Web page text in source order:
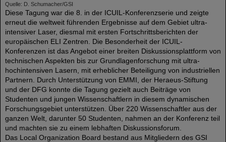
Quelle: D. Schumacher/GSI
Diese Tagung war die 8. in der ICUIL-Konferenzserie und zeigte
erneut die weltweit führenden Ergebnisse auf dem Gebiet ultra-
intensiver Laser, diesmal mit ersten Fortschrittsberichten der
europäischen ELI Zentren. Die Besonderheit der ICUIL-
Konferenzen ist das Angebot einer breiten Diskussionsplattform von
technischen Aspekten bis zur Grundlagenforschung mit ultra-
hochintensiven Lasern, mit erheblicher Beteiligung von industriellen
Partnern. Durch Unterstützung von EMMI, der Heraeus-Stiftung
und der DFG konnte die Tagung gezielt auch Beiträge von
Studenten und jungen Wissenschaftlern in diesem dynamischen
Forschungsgebiet unterstützen. Über 220 Wissenschaftler aus der
ganzen Welt, darunter 50 Studenten, nahmen an der Konferenz teil
und machten sie zu einem lebhaften Diskussionsforum.
Das Local Organization Board bestand aus Mitgliedern des GSI